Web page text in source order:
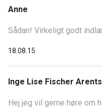
Anne
Sådan! Virkeligt godt
18.08.15
Inge Lise Fischer
Hej jeg vil gerne høre om